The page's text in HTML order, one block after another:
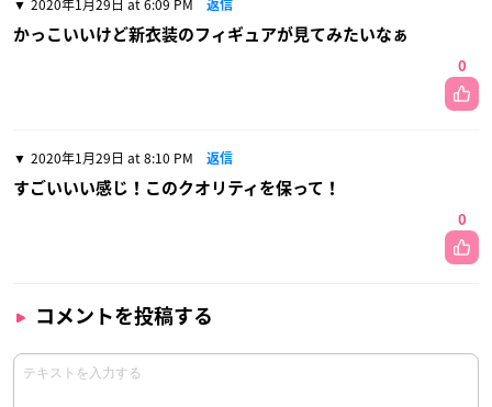
返信
かっこいいけど新衣装のフィギュアが見てみたいなぁ
0
2020年1月29日 at 8:10 PM 返信
すごいいい感じ！このクオリティを保って！
0
コメントを投稿する